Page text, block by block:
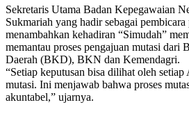
Sekretaris Utama Badan Kepegawaian
Sukmariah yang hadir sebagai pembicara
menambahkan kehadiran “Simudah”
memantau proses pengajuan mutasi dari
Daerah (BKD), BKN dan Kemendagri.
“Setiap keputusan bisa dilihat oleh
mutasi. Ini menjawab bahwa proses
akuntabel,” ujarnya.